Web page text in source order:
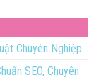
Chuyên Nghiệp
SEO, Chuyên